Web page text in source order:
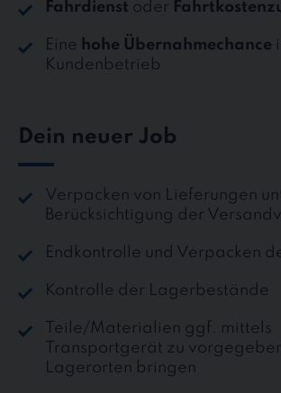
Fahrdienst oder
Eine hohe Übernahmechance
Kundenbetrieb
Dein neuer Job
Verpacken von Lieferungen
Berücksichtigung der
Endkontrolle und Verpacken
Kontrolle der Lagerbestände
Teile/Materialien ggf. mittels
Transportgerät zu
Lagerorten bringen